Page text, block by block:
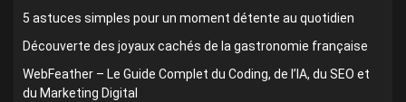
5 astuces simples pour un moment détente au quotidien
Découverte des joyaux cachés de la gastronomie française
WebFeather – Le Guide Complet du Coding, de l’IA, du SEO et
du Marketing Digital